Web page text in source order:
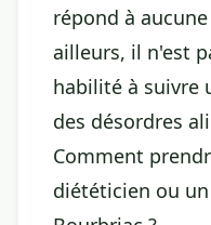
répond à
ailleurs, il n'est
habilité à suivre
des désordres
Comment
diététicien ou